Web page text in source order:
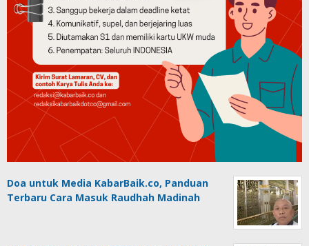
Doa untuk Media KabarBaik.co, Panduan
Terbaru Cara Masuk Raudhah Madinah